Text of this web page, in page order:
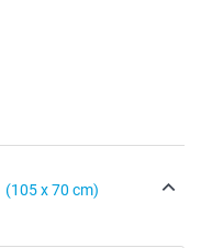
(105 x 70 cm)